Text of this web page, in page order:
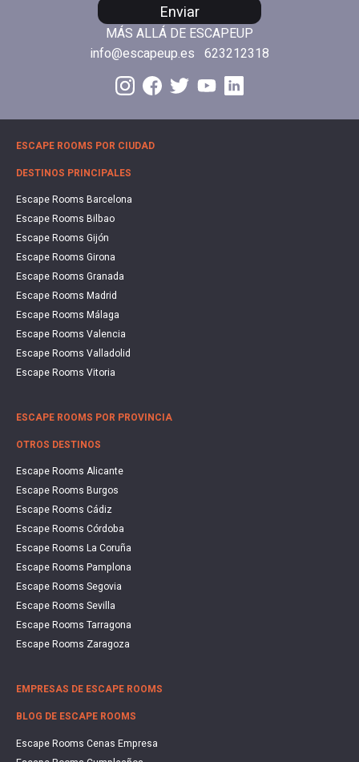
Enviar
MÁS ALLÁ DE ESCAPEUP
info@escapeup.es 623212318
ESCAPE ROOMS POR CIUDAD
DESTINOS PRINCIPALES
Escape Rooms Barcelona
Escape Rooms Bilbao
Escape Rooms Gijón
Escape Rooms Girona
Escape Rooms Granada
Escape Rooms Madrid
Escape Rooms Málaga
Escape Rooms Valencia
Escape Rooms Valladolid
Escape Rooms Vitoria
ESCAPE ROOMS POR PROVINCIA
OTROS DESTINOS
Escape Rooms Alicante
Escape Rooms Burgos
Escape Rooms Cádiz
Escape Rooms Córdoba
Escape Rooms La Coruña
Escape Rooms Pamplona
Escape Rooms Segovia
Escape Rooms Sevilla
Escape Rooms Tarragona
Escape Rooms Zaragoza
EMPRESAS DE ESCAPE ROOMS
BLOG DE ESCAPE ROOMS
Escape Rooms Cenas Empresa